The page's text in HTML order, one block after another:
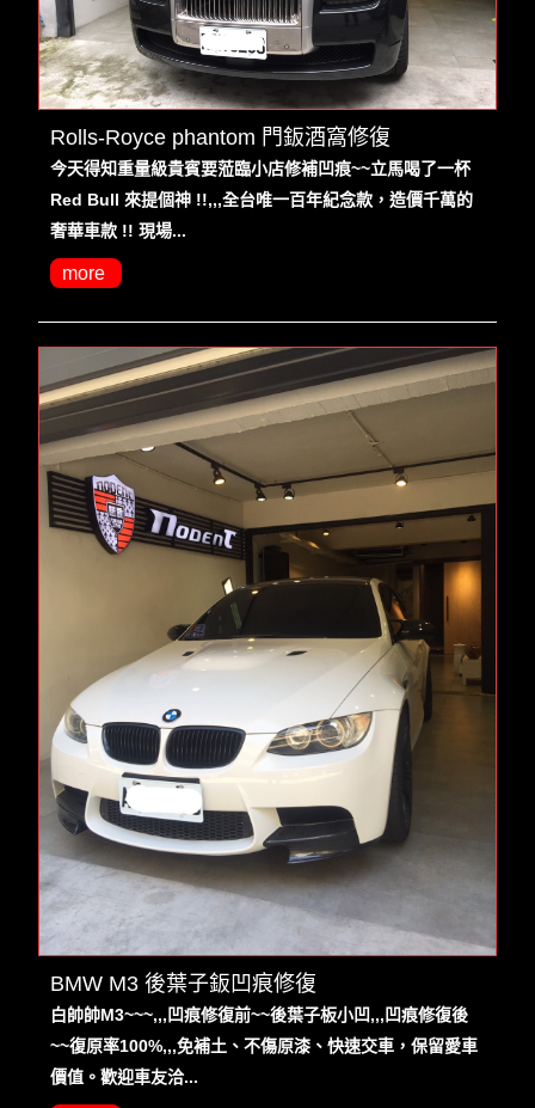
Rolls-Royce phantom 門鈑酒窩修復
今天得知重量級貴賓要蒞臨小店修補凹痕~~立馬喝了一杯
Red Bull 來提個神 !!,,,全台唯一百年紀念款，造價千萬的
奢華車款 !! 現場...
more
BMW M3 後葉子鈑凹痕修復
白帥帥M3~~~,,,凹痕修復前~~後葉子板小凹,,,凹痕修復後
~~復原率100%,,,免補土、不傷原漆、快速交車，保留愛車
價值。歡迎車友洽...